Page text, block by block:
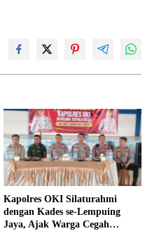
Kapolres OKI Silaturahmi
dengan Kades se-Lempuing
Jaya, Ajak Warga Cegah